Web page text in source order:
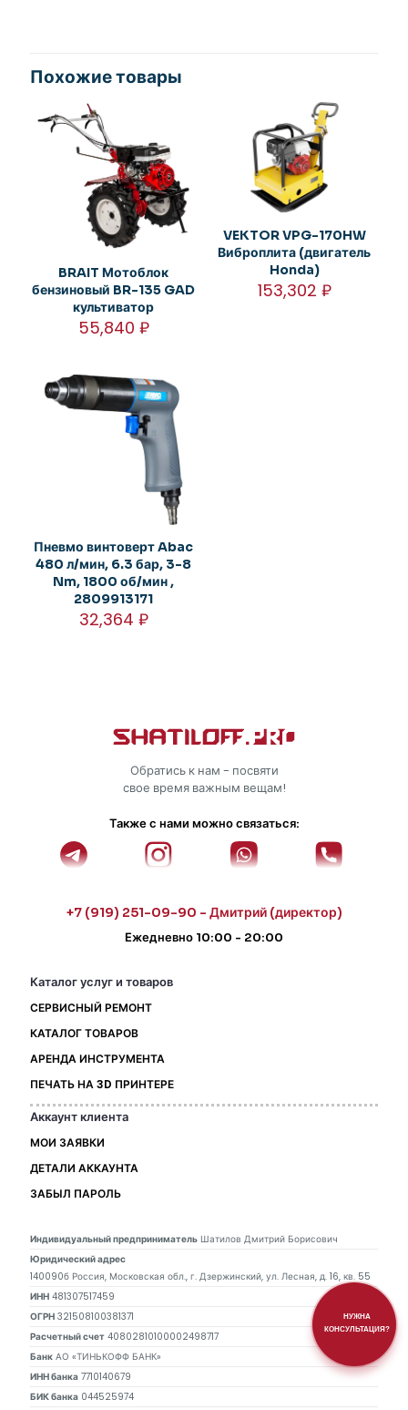
Похожие товары
BRAIT Мотоблок
бензиновый BR-135 GAD
культиватор
55,840 ₽
VEKTOR VPG-170HW
Виброплита (двигатель
Honda)
153,302 ₽
Пневмо винтоверт Abac
480 л/мин, 6.3 бар, 3-8
Nm, 1800 об/мин ,
2809913171
32,364 ₽
Обратись к нам - посвяти
свое время важным вещам!
Также с нами можно связаться:
+7 (919) 251-09-90 - Дмитрий (директор)
Ежедневно 10:00 - 20:00
Каталог услуг и товаров
СЕРВИСНЫЙ РЕМОНТ
КАТАЛОГ ТОВАРОВ
АРЕНДА ИНСТРУМЕНТА
ПЕЧАТЬ НА 3D ПРИНТЕРЕ
Аккаунт клиента
МОИ ЗАЯВКИ
ДЕТАЛИ АККАУНТА
ЗАБЫЛ ПАРОЛЬ
Индивидуальный предприниматель Шатилов Дмитрий Борисович
Юридический адрес
140090б Россия, Московская обл., г. Дзержинский, ул. Лесная, д. 16, кв. 55
ИНН 481307517459
ОГРН 321508100381371
Расчетный счет 40802810100002498717
Банк АО «ТИНЬКОФФ БАНК»
ИНН банка 7710140679
БИК банка 044525974
НУЖНА
КОНСУЛЬТАЦИЯ?